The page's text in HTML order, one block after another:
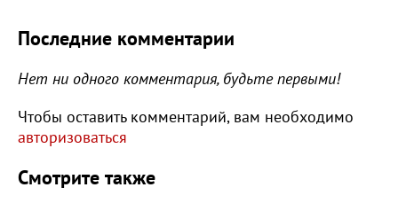
Последние комментарии
Нет ни одного комментария, будьте первыми!
Чтобы оставить комментарий, вам необходимо
авторизоваться
Смотрите также